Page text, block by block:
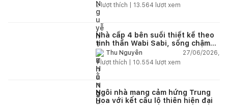
2lượt thích | 13.564 lượt xem
Nhà cấp 4 bên suối thiết kế theo
tinh thần Wabi Sabi, sống chậm
giữa thiên nhiên
Thu Nguyễn
27/06/2026,
1lượt thích | 10.554 lượt xem
Ngôi nhà mang cảm hứng Trung
Hoa với kết cấu lộ thiên hiện đại